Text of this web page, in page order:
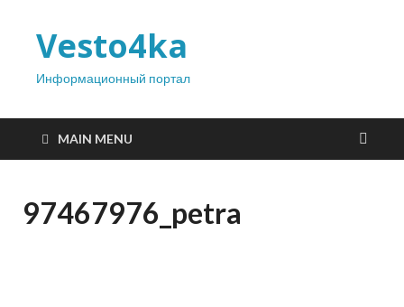
Vesto4ka
Информационный портал
MAIN MENU
97467976_petra